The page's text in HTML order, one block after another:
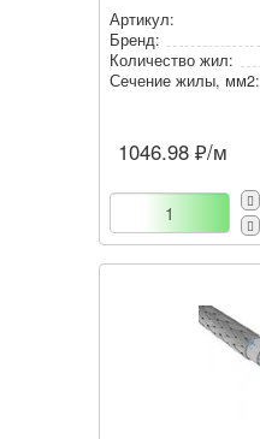
Артикул:
Бренд:
Количество жил:
Сечение жилы, мм2:
1046.98 ₽/м